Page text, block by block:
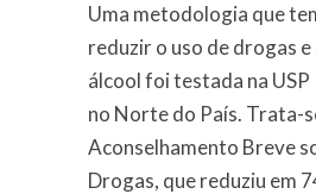
Uma metodologia que
reduzir o uso de drogas
álcool foi testada na USP
no Norte do País. Trata-
Aconselhamento Breve
Drogas, que reduziu em